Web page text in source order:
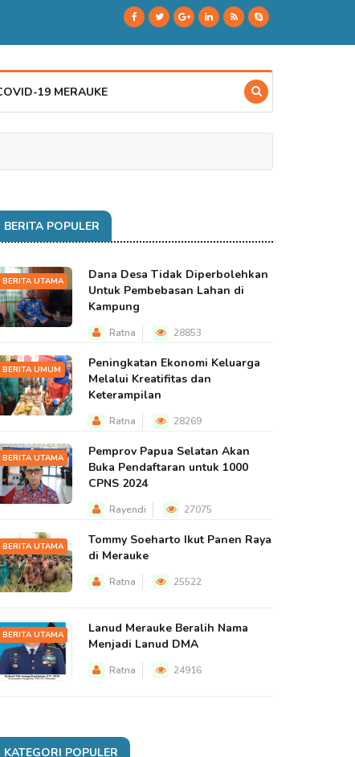
19 MERAUKE
BERITA POPULER
BERITA UTAMA
Dana Desa Tidak Diperbolehkan
Untuk Pembebasan Lahan di
Kampung
Ratna 28853
BERITA UMUM
Peningkatan Ekonomi Keluarga
Melalui Kreatifitas dan
Keterampilan
Ratna 28269
BERITA UTAMA
Pemprov Papua Selatan Akan
Buka Pendaftaran untuk 1000
CPNS 2024
Rayendi 27075
BERITA UTAMA
Tommy Soeharto Ikut Panen Raya
di Merauke
Ratna 25522
BERITA UTAMA
Lanud Merauke Beralih Nama
Menjadi Lanud DMA
Ratna 24916
KATEGORI POPULER